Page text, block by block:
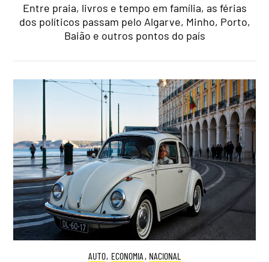
Entre praia, livros e tempo em família, as férias
dos políticos passam pelo Algarve, Minho, Porto,
Baião e outros pontos do país
AUTO, ECONOMIA , NACIONAL